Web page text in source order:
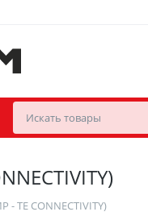
- TE CONNECTIVITY)